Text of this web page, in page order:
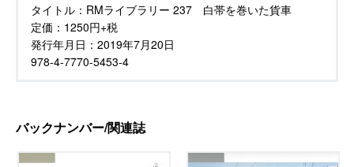
タイトル： RMライブラリー 237 白帯を巻いた貨車
定価： 1250円+税
発行年月日： 2019年7月20日
978-4-7770-5453-4
バックナンバー/関連誌